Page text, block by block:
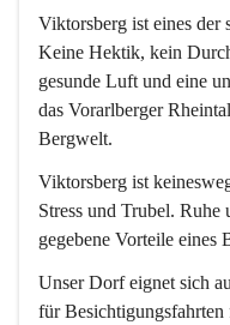
Viktorsberg ist eines der
Keine Hektik, kein
gesunde Luft und eine
das Vorarlberger
Bergwelt.
Viktorsberg ist
Stress und Trubel. Ruhe
gegebene Vorteile eines
Unser Dorf eignet sich
für